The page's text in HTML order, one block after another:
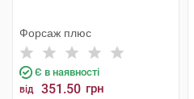
Форсаж плюс
Є в наявності
від 351.50 грн